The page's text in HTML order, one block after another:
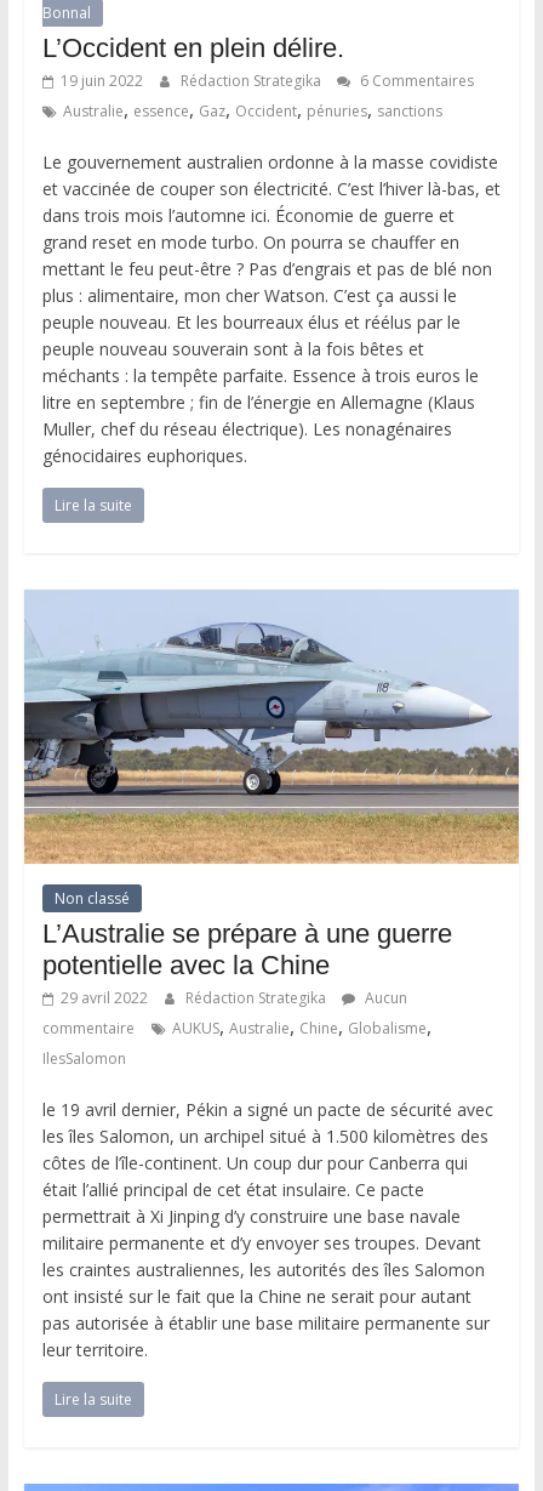
Bonnal
L’Occident en plein délire.
19 juin 2022 Rédaction Strategika
6 Commentaires
Australie, essence, Gaz, Occident, pénuries, sanctions
Le gouvernement australien ordonne à la masse covidiste
et vaccinée de couper son électricité. C’est l’hiver là-bas, et
dans trois mois l’automne ici. Économie de guerre et
grand reset en mode turbo. On pourra se chauffer en
mettant le feu peut-être ? Pas d’engrais et pas de blé non
plus : alimentaire, mon cher Watson. C’est ça aussi le
peuple nouveau. Et les bourreaux élus et réélus par le
peuple nouveau souverain sont à la fois bêtes et
méchants : la tempête parfaite. Essence à trois euros le
litre en septembre ; fin de l’énergie en Allemagne (Klaus
Muller, chef du réseau électrique). Les nonagénaires
génocidaires euphoriques.
Lire la suite
Non classé
L’Australie se prépare à une guerre
potentielle avec la Chine
29 avril 2022 Rédaction Strategika
Aucun
commentaire
AUKUS, Australie, Chine, Globalisme,
IlesSalomon
le 19 avril dernier, Pékin a signé un pacte de sécurité avec
les îles Salomon, un archipel situé à 1.500 kilomètres des
côtes de l’île-continent. Un coup dur pour Canberra qui
était l’allié principal de cet état insulaire. Ce pacte
permettrait à Xi Jinping d’y construire une base navale
militaire permanente et d’y envoyer ses troupes. Devant
les craintes australiennes, les autorités des îles Salomon
ont insisté sur le fait que la Chine ne serait pour autant
pas autorisée à établir une base militaire permanente sur
leur territoire.
Lire la suite